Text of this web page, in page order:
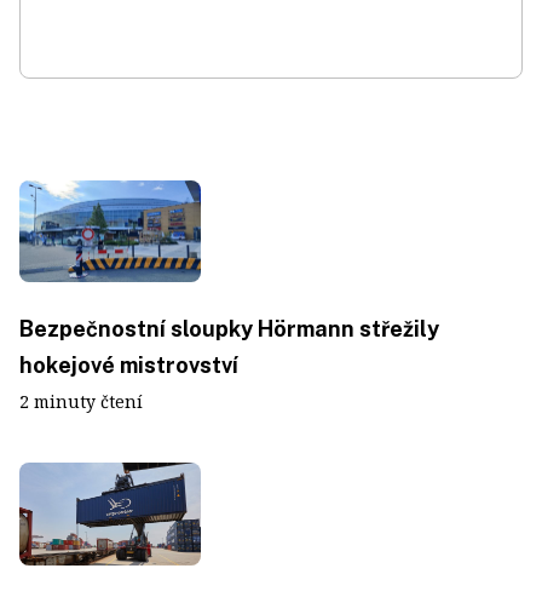
Bezpečnostní sloupky Hörmann střežily
hokejové mistrovství
2 minuty čtení